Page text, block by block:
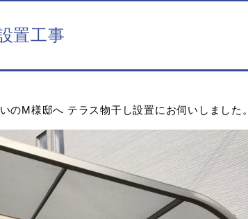
置工事
のM様邸へ テラス物干し設置にお伺いしました。